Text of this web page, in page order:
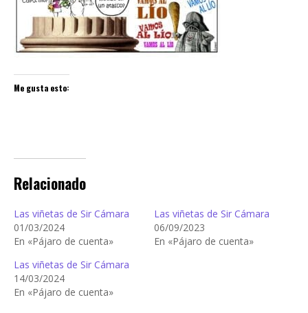
Me gusta esto:
Relacionado
Las viñetas de Sir Cámara
01/03/2024
En «Pájaro de cuenta»
Las viñetas de Sir Cámara
06/09/2023
En «Pájaro de cuenta»
Las viñetas de Sir Cámara
14/03/2024
En «Pájaro de cuenta»